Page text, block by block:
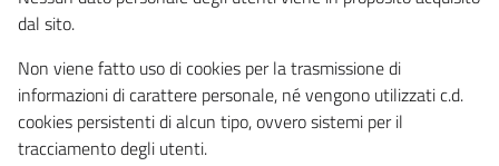
dal sito.
Non viene fatto uso di cookies per la trasmissione di
informazioni di carattere personale, né vengono utilizzati c.d.
cookies persistenti di alcun tipo, ovvero sistemi per il
tracciamento degli utenti.